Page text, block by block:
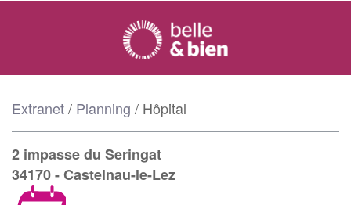
Extranet/ Planning / Hôpital
2 impasse du Seringat
34170 - Castelnau-le-Lez